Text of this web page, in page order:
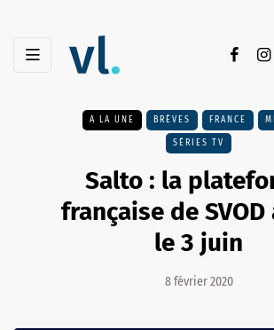
A LA UNE BRÈVES FRANCE
SÉRIES TV
Salto : la
française de
le 3 juin
8 février 2020